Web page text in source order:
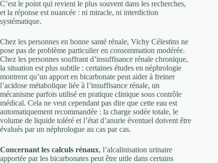
C’est le point qui revient le plus souvent dans les recherches,
et la réponse est nuancée : ni miracle, ni interdiction
systématique.
Chez les personnes en bonne santé rénale, Vichy Célestins ne
pose pas de problème particulier en consommation modérée.
Chez les personnes souffrant d’insuffisance rénale chronique,
la situation est plus subtile : certaines études en néphrologie
montrent qu’un apport en bicarbonate peut aider à freiner
l’acidose métabolique liée à l’insuffisance rénale, un
mécanisme parfois utilisé en pratique clinique sous contrôle
médical. Cela ne veut cependant pas dire que cette eau est
automatiquement recommandée : la charge sodée totale, le
volume de liquide toléré et l’état d’anurie éventuel doivent être
évalués par un néphrologue au cas par cas.
Concernant les calculs rénaux, l’alcalinisation urinaire
apportée par les bicarbonates peut être utile dans certains